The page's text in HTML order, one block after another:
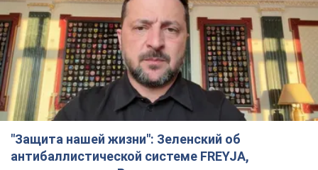
"Защита нашей жизни": Зеленский об
антибаллистической системе FREYJA,